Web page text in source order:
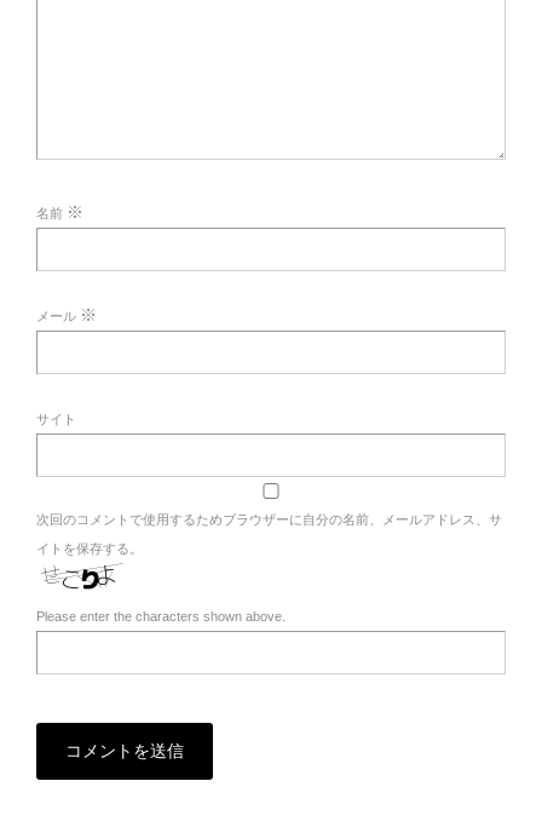
名前 ※
メール ※
サイト
次回のコメントで使用するためブラウザーに自分の名前、メールアドレス、サ
イトを保存する。
Please enter the characters shown above.